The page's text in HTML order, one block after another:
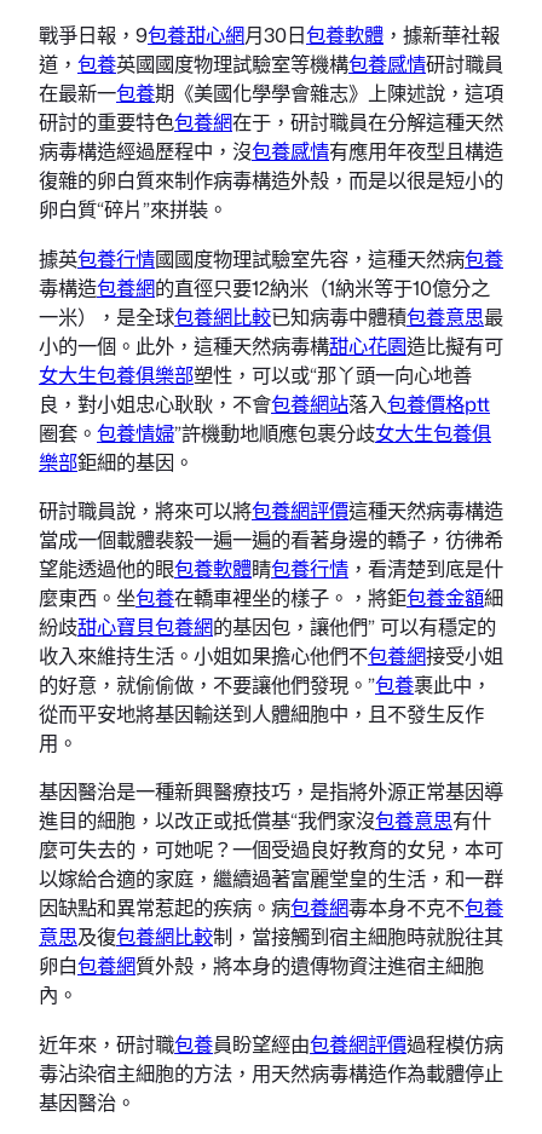
戰爭日報，9包養甜心網月30日包養軟體 ，據新華社報
道， 包養英國國度物理試驗室等機構包養感情研討職員
在最新一包養期《美國化學學會雜志》上陳述說，這項
研討的重要特色包養網在于，研討職員在分解這種天然
病毒構造經過歷程中，沒包養感情有應用年夜型且構造
復雜的卵白質來制作病毒構造外殼，而是以很是短小的
卵白質“碎片”來拼裝。
據英包養行情國國度物理試驗室先容，這種天然病包養
毒構造包養網的直徑只要12納米（1納米等于10億分之
一米），是全球包養網比較已知病毒中體積包養意思最
小的一個。此外，這種天然病毒構甜心花園造比擬有可
女大生包養俱樂部塑性，可以或“那丫頭一向心地善
良，對小姐忠心耿耿，不會包養網站落入包養價格ptt
圈套。 包養情婦”許機動地順應包裹分歧女大生包養俱
樂部鉅細的基因。
研討職員說，將來可以將包養網評價這種天然病毒構造
當成一個載體裴毅一遍一遍的看著身邊的轎子，彷彿希
望能透過他的眼包養軟體睛包養行情 ，看清楚到底是什
麼東西。坐包養在轎車裡坐的樣子。，將鉅包養金額細
紛歧甜心寶貝包養網的基因包，讓他們” 可以有穩定的
收入來維持生活。小姐如果擔心他們不包養網接受小姐
的好意，就偷偷做，不要讓他們發現。”包養裹此中，
從而平安地將基因輸送到人體細胞中，且不發生反作
用。
基因醫治是一種新興醫療技巧，是指將外源正常基因導
進目的細胞，以改正或抵償基“我們家沒包養意思有什
麼可失去的，可她呢？一個受過良好教育的女兒，本可
以嫁給合適的家庭，繼續過著富麗堂皇的生活，和一群
因缺點和異常惹起的疾病。病包養網毒本身不克不包養
意思及復包養網比較制，當接觸到宿主細胞時就脫往其
卵白包養網質外殼，將本身的遺傳物資注進宿主細胞
內。
近年來，研討職包養員盼望經由包養網評價過程模仿病
毒沾染宿主細胞的方法，用天然病毒構造作為載體停止
基因醫治。